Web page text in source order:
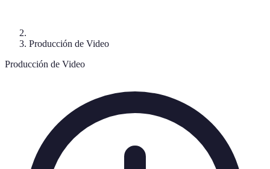
Producción de Video
Producción de Video